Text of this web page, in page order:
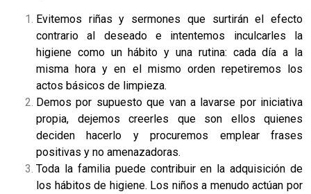
Evitemos riñas y sermones que surtirán el efecto
contrario al deseado e intentemos inculcarles la
higiene como un hábito y una rutina: cada día a la
misma hora y en el mismo orden repetiremos los
actos básicos de limpieza.
Demos por supuesto que van a lavarse por iniciativa
propia, dejemos creerles que son ellos quienes
deciden hacerlo y procuremos emplear frases
positivas y no amenazadoras.
Toda la familia puede contribuir en la adquisición de
los hábitos de higiene. Los niños a menudo actúan por